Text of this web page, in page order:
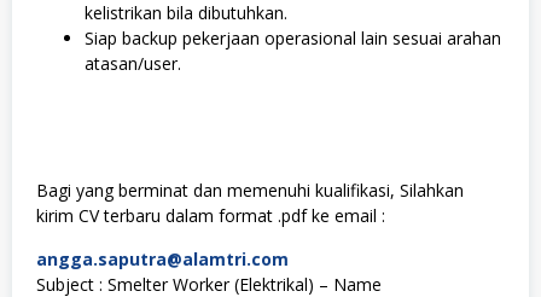
kelistrikan bila dibutuhkan.
Siap backup pekerjaan operasional lain sesuai arahan
atasan/user.
Bagi yang berminat dan memenuhi kualifikasi, Silahkan
kirim CV terbaru dalam format .pdf ke email :
angga.saputra@alamtri.com
Subject : Smelter Worker (Elektrikal) – Name